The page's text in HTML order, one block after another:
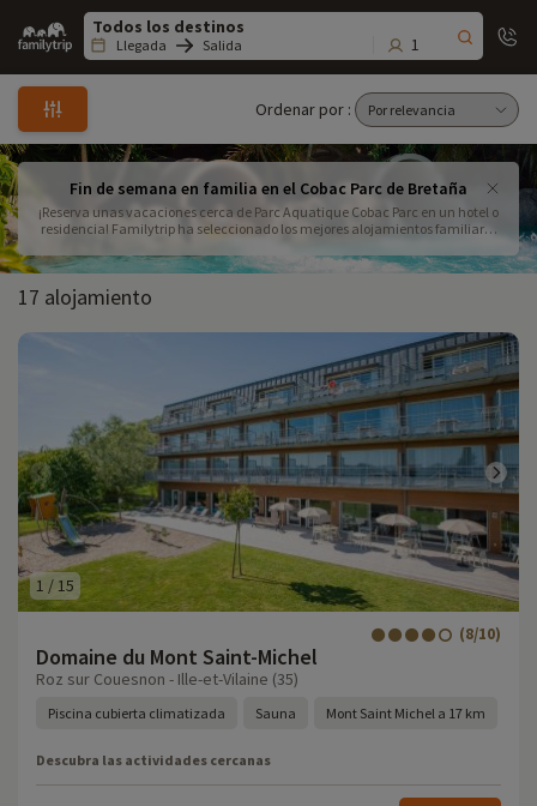
Family
trip
Llegada Salida 1
Ordenar por :
Fin de semana en familia en el Cobac Parc de Bretaña
¡Reserva unas vacaciones cerca de Parc Aquatique Cobac Parc en un hotel o
residencia! Familytrip ha seleccionado los mejores alojamientos familiares
acuático más grande de la región de Grand Ouest, con toboganes
totalmente nuevos, un río rápido y olas gigantes que le esperan.
17 alojamiento
1 / 15
Domaine du Mont Saint-Michel
(8/10)
Roz sur Couesnon - Ille-et-Vilaine (35)
Piscina cubierta climatizada Sauna Mont Saint Michel a 17 km
Descubra las actividades cercanas